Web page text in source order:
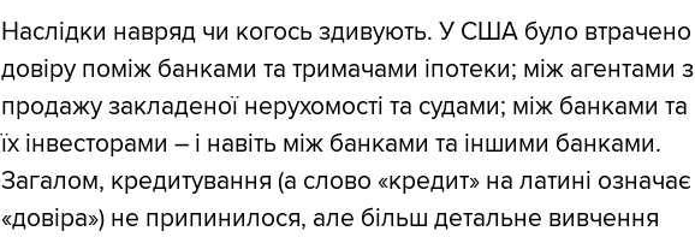
Наслідки навряд чи когось здивують. У США було втрачено
довіру поміж банками та тримачами іпотеки; між агентами з
продажу закладеної нерухомості та судами; між банками та
їх інвесторами – і навіть між банками та іншими банками.
Загалом, кредитування (а слово «кредит» на латині означає
«довіра») не припинилося, але більш детальне вивчення